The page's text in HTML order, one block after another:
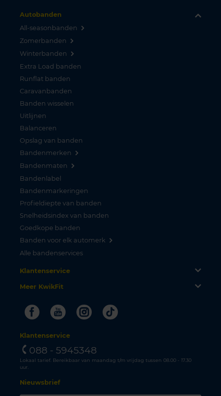
Autobanden
All-seasonbanden
Zomerbanden
Winterbanden
Extra Load banden
Runflat banden
Caravanbanden
Banden wisselen
Uitlijnen
Balanceren
Opslag van banden
Bandenmerken
Bandenmaten
Bandenlabel
Bandenmarkeringen
Profieldiepte van banden
Snelheidsindex van banden
Goedkope banden
Banden voor elk automerk
Alle bandenservices
Klantenservice
Meer KwikFit
FacebookYoutubeInstagram
Tiktok
Klantenservice
088 - 5945348
Lokaal tarief. Bereikbaar van maandag t/m vrijdag tussen 08.00 - 17.30
uur.
Nieuwsbrief